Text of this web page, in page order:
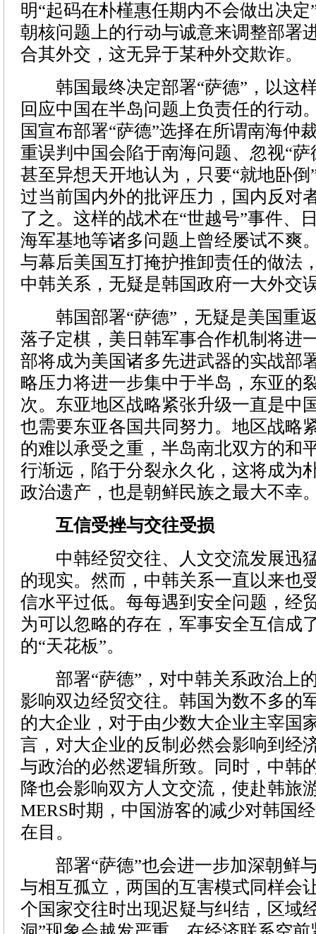
明“起码在朴槿惠任期内不会做出决定
朝核问题上的行动与诚意来调整部署
合其外交，这无异于某种外交欺诈。
韩国最终决定部署“萨德”，以这
回应中国在半岛问题上负责任的行动
国宣布部署“萨德”选择在所谓南海仲
重误判中国会陷于南海问题、忽视“萨
甚至异想天开地认为，只要“就地卧倒
过当前国内外的批评压力，国内反对
了之。这样的战术在“世越号”事件、
海军基地等诸多问题上曾经屡试不爽
与幕后美国互打掩护推卸责任的做法
中韩关系，无疑是韩国政府一大外交
韩国部署“萨德”，无疑是美国重
落子定棋，美日韩军事合作机制将进
部将成为美国诸多先进武器的实战部
略压力将进一步集中于半岛，东亚的
次。东亚地区战略紧张升级一直是中
也需要东亚各国共同努力。地区战略
的难以承受之重，半岛南北双方的和
行渐远，陷于分裂永久化，这将成为
政治遗产，也是朝鲜民族之最大不幸
互信受挫与交往受损
中韩经贸交往、人文交流发展迅
的现实。然而，中韩关系一直以来也
信水平过低。每每遇到安全问题，经
为可以忽略的存在，军事安全互信成
的“天花板”。
部署“萨德”，对中韩关系政治上
影响双边经贸交往。韩国为数不多的
的大企业，对于由少数大企业主宰国
言，对大企业的反制必然会影响到经
与政治的必然逻辑所致。同时，中韩
降也会影响双方人文交流，使赴韩旅
MERS时期，中国游客的减少对韩国
在目。
部署“萨德”也会进一步加深朝鲜
与相互孤立，两国的互害模式同样会
个国家交往时出现迟疑与纠结，区域